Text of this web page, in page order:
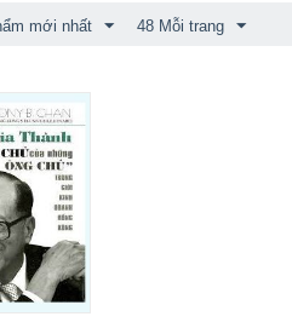
mới nhất 48 Mỗi trang